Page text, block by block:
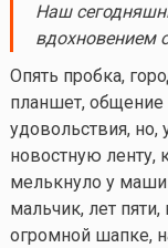
Наш
вдохновением
Опять пробка,
планшет, общение
удовольствия,
новостную ленту,
мелькнуло у
мальчик, лет
огромной шапке,